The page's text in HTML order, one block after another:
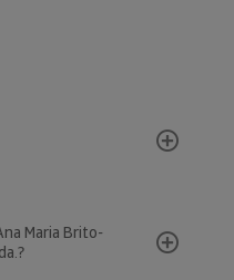
Maria Brito-